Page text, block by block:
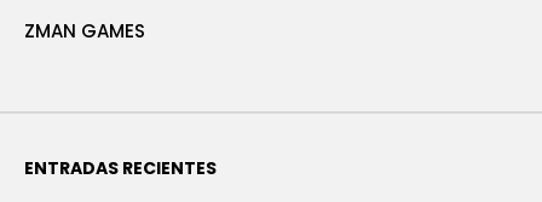
ZMAN GAMES
ENTRADAS RECIENTES